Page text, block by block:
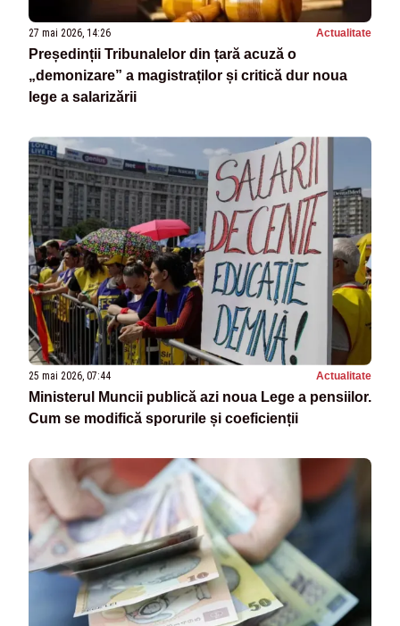
27 mai 2026, 14:26 Actualitate
Președinții Tribunalelor din țară acuză o
„demonizare” a magistraților și critică dur noua
lege a salarizării
25 mai 2026, 07:44 Actualitate
Ministerul Muncii publică azi noua Lege a pensiilor.
Cum se modifică sporurile și coeficienții